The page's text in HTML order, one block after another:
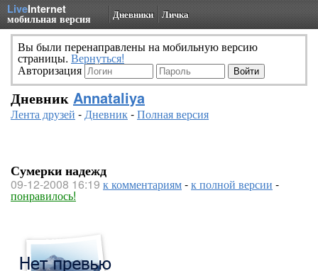
LiveInternet
мобильная версия Дневники Личка
Вы были перенаправлены на мобильную версию
страницы. Вернуться!
Авторизация
Дневник Annataliya
Лента друзей -Дневник-Полная версия
Сумерки надежд
09-12-2008 16:19 к комментариям-к полной версии -
понравилось!